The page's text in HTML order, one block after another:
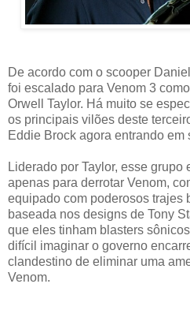
De acordo com o scooper
foi escalado para Venom 3
Orwell Taylor. Há muito se
os principais vilões deste
Eddie Brock agora entrando em
Liderado por Taylor, esse
apenas para derrotar Venom,
equipado com poderosos trajes
baseada nos designs de Tony
que eles tinham blasters
difícil imaginar o governo
clandestino de eliminar uma
Venom.